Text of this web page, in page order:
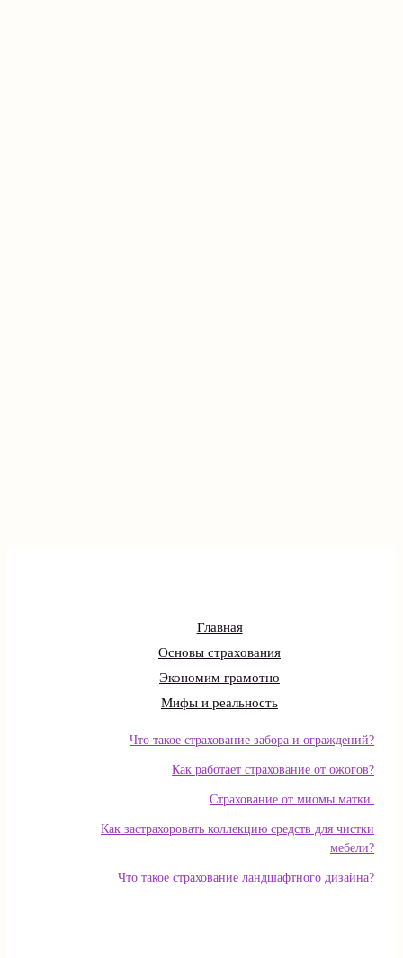
Главная
Основы страхования
Экономим грамотно
Мифы и реальность
Что такое страхование забора и ограждений?
Как работает страхование от ожогов?
Страхование от миомы матки.
Как застрахоровать коллекцию средств для чистки
мебели?
Что такое страхование ландшафтного дизайна?